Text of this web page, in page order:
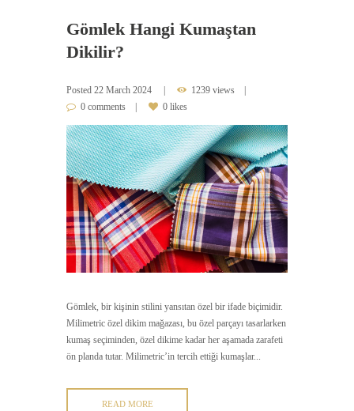
Gömlek Hangi Kumaştan
Dikilir?
Posted 22 March 2024
1239 views
0 comments
0 likes
Gömlek, bir kişinin stilini yansıtan özel bir ifade biçimidir.
Milimetric özel dikim mağazası, bu özel parçayı tasarlarken
kumaş seçiminden, özel dikime kadar her aşamada zarafeti
ön planda tutar. Milimetric’in tercih ettiği kumaşlar...
READ MORE